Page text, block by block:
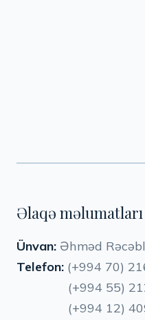
Əlaqə məlumatları
Ünvan: Əhməd
Telefon: (+994 70)
(+994 55) 212
(+994 12) 409